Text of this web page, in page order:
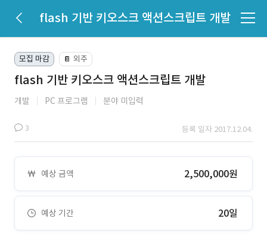
flash 기반 키오스크 액션스크립트 개발
모집 마감 📔 외주
flash 기반 키오스크 액션스크립트 개발
개발 PC 프로그램 분야 미입력
3 등록 일자 2017.12.04.
예상 금액 2,500,000원
예상 기간 20일